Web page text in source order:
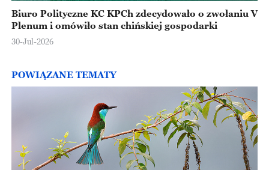
Biuro Polityczne KC KPCh zdecydowało o zwołaniu V
Plenum i omówiło stan chińskiej gospodarki
30-Jul-2026
POWIĄZANE TEMATY